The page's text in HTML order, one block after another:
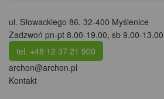
ul. Słowackiego 86, 32-400 Myślenice
Zadzwoń pn-pt 8.00-19.00, sb 9.00-13.00
tel. +48 12 37 21 900
archon@archon.pl
Kontakt